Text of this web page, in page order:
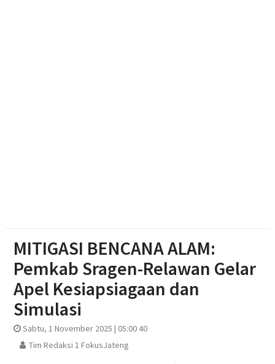
MITIGASI BENCANA ALAM:
Pemkab Sragen-Relawan Gelar
Apel Kesiapsiagaan dan
Simulasi
Sabtu, 1 November 2025 | 05:00 40
Tim Redaksi 1 FokusJateng